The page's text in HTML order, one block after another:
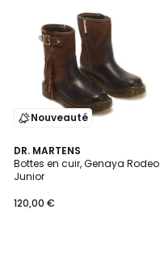
Nouveauté
DR. MARTENS
Bottes en cuir, Genaya Rodeo
Junior
120,00 €